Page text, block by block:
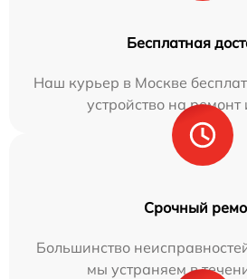
Бесплатная
Наш курьер в Москве
устройство на ремонт
Срочный
Большинство
мы устраняем в